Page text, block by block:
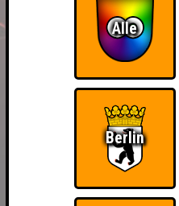
HIGHSCORE
Alle
Berlin